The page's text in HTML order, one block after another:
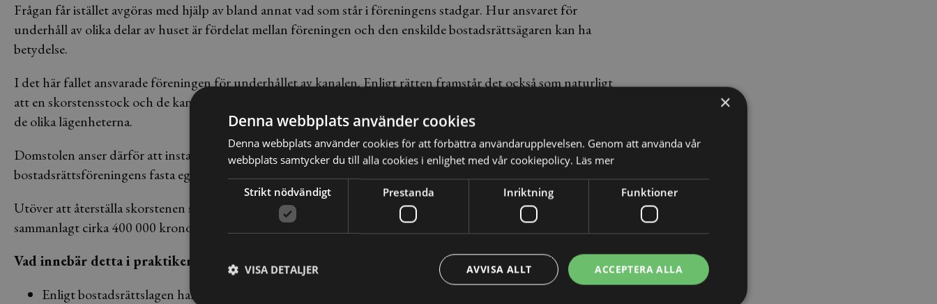
Frågan får istället avgöras med hjälp av bland annat vad som står i föreningens stadgar. Hur ansvaret för
underhåll av olika delar av huset är fördelat mellan föreningen och den enskilde bostadsrättsägaren kan ha
betydelse.
I det här fallet ansvarade föreningen för underhållet av kanalen. Enligt rätten framstår det också som naturligt
att en skorstensstock och de kanaler som finns i den är något som hör till huset som sådant och inte är en del av
de olika lägenheterna.
Domstolen anser därför att installationen av kaminen är att betrakta som en olovlig åtgärd i
bostadsrättsföreningens fasta egendom.
Utöver att återställa skorstenen ska bostadsrättsägarna nu också ersätta föreningens rättegångskostnader med
sammanlagt cirka 400 000 kronor.
Vad innebär detta i praktiken?
Enligt bostadsrättslagen har en bostadsrättshavare rätt att göra vissa ändringar i sin lägenhet.
×
Denna webbplats använder cookies
Denna webbplats använder cookies för att förbättra användarupplevelsen. Genom att använda vår
webbplats samtycker du till alla cookies i enlighet med vår cookiepolicy. Läs mer
Strikt nödvändigt Prestanda Inriktning Funktioner
ACCEPTERA ALLA
AVVISA ALLT
VISA DETALJER